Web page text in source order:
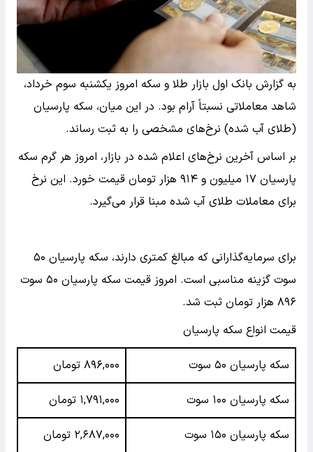
به گزارش بانک اول بازار طلا و سکه امروز یکشنبه سوم خرداد،
شاهد معاملاتی نسبتاً آرام بود. در این میان، سکه پارسیان
(طلای آب شده) نرخ‌های مشخصی را به ثبت رساند.
بر اساس آخرین نرخ‌های اعلام شده در بازار، امروز هر گرم سکه
پارسیان ۱۷ میلیون و ۹۱۴ هزار تومان قیمت خورد. این نرخ
برای معاملات طلای آب شده مبنا قرار می‌گیرد.
برای سرمایه‌گذارانی که مبالغ کمتری دارند، سکه پارسیان ۵۰
سوت گزینه مناسبی است. امروز قیمت سکه پارسیان ۵۰ سوت
۸۹۶ هزار تومان ثبت شد.
قیمت انواع سکه پارسیان
سکه پارسیان ۵۰ سوت ۸۹۶,۰۰۰ تومان
سکه پارسیان ۱۰۰ سوت ۱,۷۹۱,۰۰۰ تومان
سکه پارسیان ۱۵۰ سوت ۲,۶۸۷,۰۰۰ تومان